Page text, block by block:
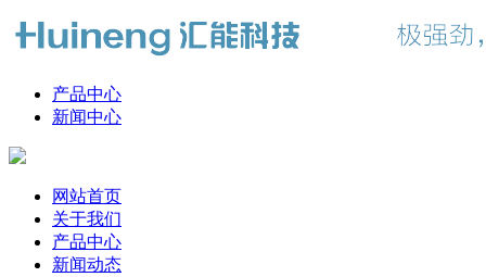
产品中心
新闻中心
网站首页
关于我们
产品中心
新闻动态